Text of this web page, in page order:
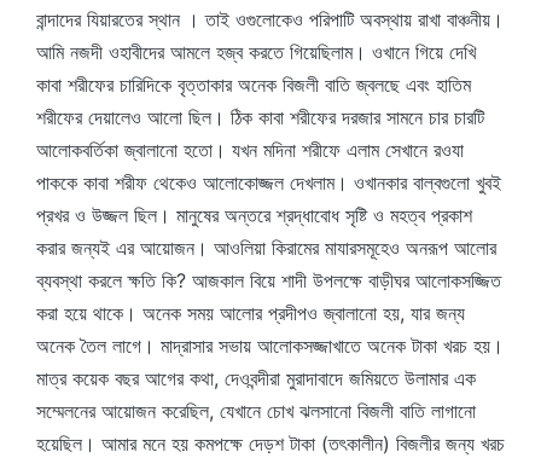
বান্দাদের যিয়ারতের স্থান । তাই ওগুলোকেও পরিপাটি অবস্থায় রাখা বাঞ্চনীয়।
আমি নজদী ওহাবীদের আমলে হজ্ব করতে গিয়েছিলাম। ওখানে গিয়ে দেখি
কাবা শরীফের চারিদিকে বৃত্তাকার অনেক বিজলী বাতি জ্বলছে এবং হাতিম
শরীফের দেয়ালেও আলো ছিল। ঠিক কাবা শরীফের দরজার সামনে চার চারটি
আলোকবর্তিকা জ্বালানো হতো। যখন মদিনা শরীফে এলাম সেখানে রওযা
পাককে কাবা শরীফ থেকেও আলোকোজ্জল দেখলাম। ওখানকার বাল্বগুলো খুবই
প্রখর ও উজ্জল ছিল। মানুষের অন্তরে শ্রদ্ধাবোধ সৃষ্টি ও মহত্ব প্রকাশ
করার জন্যই এর আয়োজন। আওলিয়া কিরামের মাযারসমূহেও অনরূপ আলোর
ব্যবস্থা করলে ক্ষতি কি? আজকাল বিয়ে শাদী উপলক্ষে বাড়ীঘর আলোকসজ্জিত
করা হয়ে থাকে। অনেক সময় আলোর প্রদীপও জ্বালানো হয়, যার জন্য
অনেক তৈল লাগে। মাদ্রাসার সভায় আলোকসজ্জাখাতে অনেক টাকা খরচ হয়।
মাত্র কয়েক বছর আগের কথা, দেওবন্দীরা মুরাদাবাদে জমিয়তে উলামার এক
সম্মেলনের আয়োজন করেছিল, যেখানে চোখ ঝলসানো বিজলী বাতি লাগানো
হয়েছিল। আমার মনে হয় কমপক্ষে দেড়শ টাকা (তৎকালীন) বিজলীর জন্য খরচ